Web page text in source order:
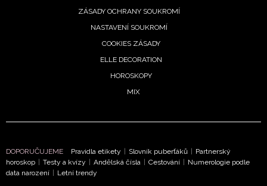
ZÁSADY OCHRANY SOUKROMÍ
NASTAVENÍ SOUKROMÍ
COOKIES ZÁSADY
ELLE DECORATION
HOROSKOPY
MIX
DOPORUČUJEME Pravidla etikety Slovník puberťáků
Partnerský
horoskop
Testy a kvízy Andělská čísla Cestování
Numerologie podle
data narození
Letní trendy